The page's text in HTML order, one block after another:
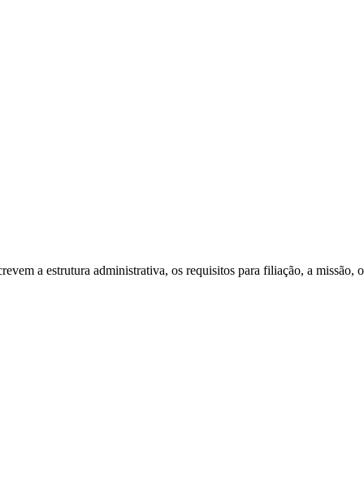
a estrutura administrativa, os requisitos para filiação, a missão,